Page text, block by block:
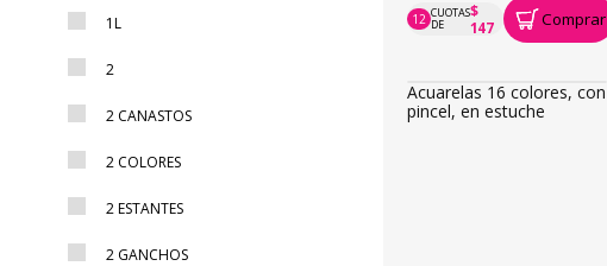
12 CUOTAS
DE
$
147
P.T.F. $ 1.769 Comprar
Acuarelas 16 colores, con
pincel, en estuche
1L
2
2 CANASTOS
2 COLORES
2 ESTANTES
2 GANCHOS